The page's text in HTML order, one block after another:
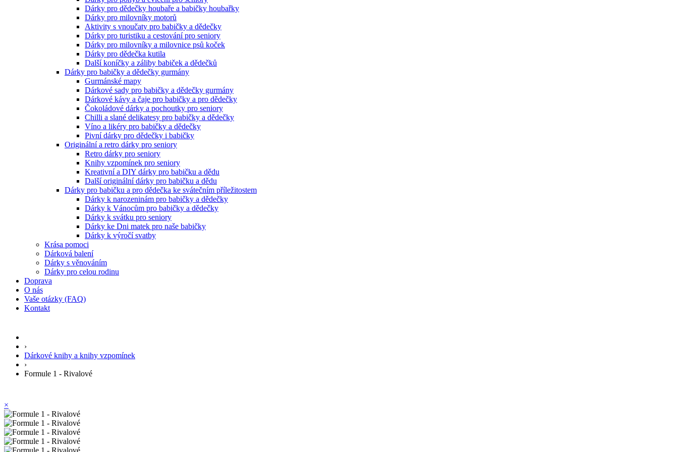
Dárky pro dědečky houbaře a babičky houbařky
Dárky pro milovníky motorů
Aktivity s vnoučaty pro babičky a dědečky
Dárky pro turistiku a cestování pro seniory
Dárky pro milovníky a milovnice psů koček
Dárky pro dědečka kutila
Další koníčky a záliby babiček a dědečků
Dárky pro babičky a dědečky gurmány
Gurmánské mapy
Dárkové sady pro babičky a dědečky gurmány
Dárkové kávy a čaje pro babičky a pro dědečky
Čokoládové dárky a pochoutky pro seniory
Chilli a slané delikatesy pro babičky a dědečky
Víno a likéry pro babičky a dědečky
Pivní dárky pro dědečky i babičky
Originální a retro dárky pro seniory
Retro dárky pro seniory
Knihy vzpomínek pro seniory
Kreativní a DIY dárky pro babičku a dědu
Další originální dárky pro babičku a dědu
Dárky pro babičku a pro dědečka ke svátečním příležitostem
Dárky k narozeninám pro babičky a dědečky
Dárky k Vánocům pro babičky a dědečky
Dárky k svátku pro seniory
Dárky ke Dni matek pro naše babičky
Dárky k výročí svatby
Krása pomoci
Dárková balení
Dárky s věnováním
Dárky pro celou rodinu
Doprava
O nás
Vaše otázky (FAQ)
Kontakt
›
Dárkové knihy a knihy vzpomínek
›
Formule 1 - Rivalové
×